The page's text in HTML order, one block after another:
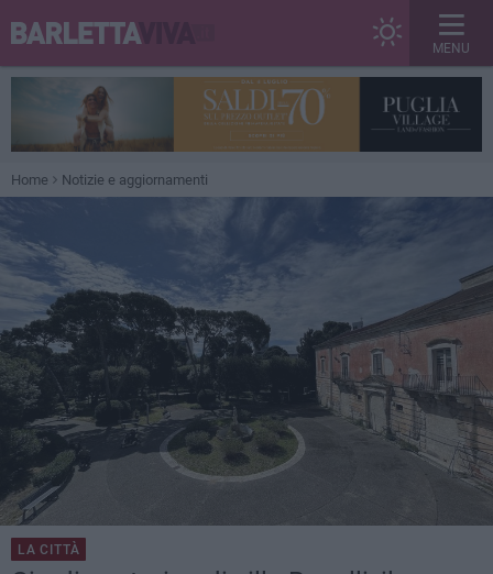
MENU
Home Notizie e aggiornamenti
LA CITTÀ